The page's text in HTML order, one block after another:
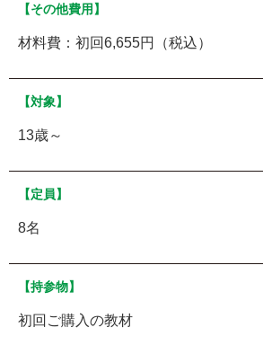
【その他費用】
材料費：初回6,655円（税込）
【対象】
13歳～
【定員】
8名
【持参物】
初回ご購入の教材